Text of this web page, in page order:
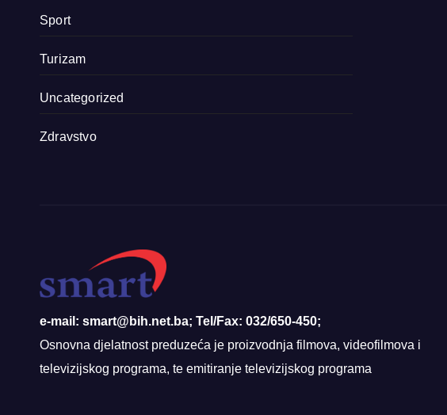
Sport
Turizam
Uncategorized
Zdravstvo
e-mail: smart@bih.net.ba; Tel/Fax: 032/650-450;
Osnovna djelatnost preduzeća je proizvodnja filmova, videofilmova i
televizijskog programa, te emitiranje televizijskog programa